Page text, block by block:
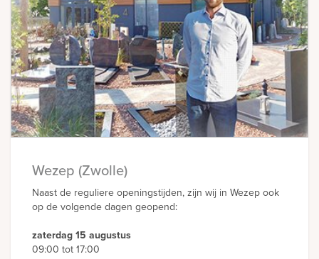
Wezep (Zwolle)
Naast de reguliere openingstijden, zijn wij in Wezep ook
op de volgende dagen geopend:
zaterdag 15 augustus
09:00 tot 17:00